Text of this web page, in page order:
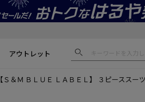
アウトレット
【Ｓ＆Ｍ ＢＬＵＥ ＬＡＢＥＬ】 ３ピースス